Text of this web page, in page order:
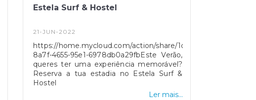
Estela Surf & Hostel
21-JUN-2022
https://home.mycloud.com/action/share/1c61b08a-
8a7f-4655-95e1-6978db0a29fbEste Verão,
queres ter uma experiência memorável?
Reserva a tua estadia no Estela Surf &
Hostel
Ler mais...